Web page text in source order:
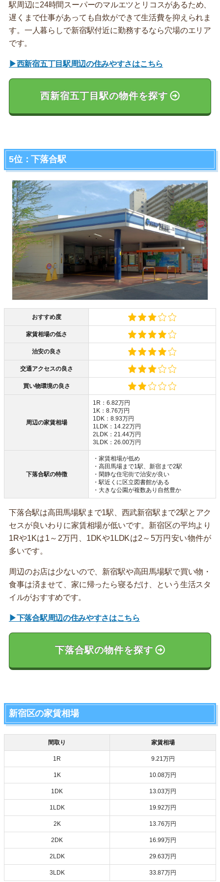
駅周辺に24時間スーパーのマルエツとリコスがあるため、
遅くまで仕事があっても自炊ができて生活費を抑えられま
す。一人暮らしで新宿駅付近に勤務するなら穴場のエリア
です。
▶西新宿五丁目駅周辺の住みやすさはこちら
西新宿五丁目駅の物件を探す
5位：下落合駅
おすすめ度
家賃相場の低さ
治安の良さ
交通アクセスの良さ
買い物環境の良さ
周辺の家賃相場
1R：6.82万円
1K：8.76万円
1DK：8.93万円
1LDK：14.22万円
2LDK：21.44万円
3LDK：26.00万円
下落合駅の特徴
・家賃相場が低め
・高田馬場まで1駅、新宿まで2駅
・閑静な住宅街で治安が良い
・駅近くに区立図書館がある
・大きな公園が複数あり自然豊か
下落合駅は高田馬場駅まで1駅、西武新宿駅まで2駅とアク
セスが良いわりに家賃相場が低いです。新宿区の平均より
1Rや1Kは1～2万円、1DKや1LDKは2～5万円安い物件が
多いです。
周辺のお店は少ないので、新宿駅や高田馬場駅で買い物・
食事は済ませて、家に帰ったら寝るだけ、という生活スタ
イルがおすすめです。
▶下落合駅周辺の住みやすさはこちら
下落合駅の物件を探す
新宿区の家賃相場
間取り 家賃相場
1R 9.21万円
1K 10.08万円
1DK 13.03万円
1LDK 19.92万円
2K 13.76万円
2DK 16.99万円
2LDK 29.63万円
3LDK 33.87万円